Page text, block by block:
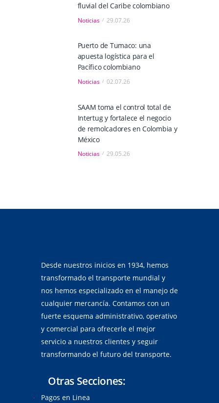
fluvial del Caribe colombiano
Noticias 29.07.26
Puerto de Tumaco: una
apuesta logística para el
Pacífico colombiano
Noticias 02.07.26
SAAM toma el control total de
Intertug y fortalece el negocio
de remolcadores en Colombia y
México
Noticias 29.05.26
Desde nuestros inicios en 1934, hemos
transformado el transporte mundial y
nos hemos especializado en el manejo de
cualquier mercancía. Contamos con un
fuerte esquema administrativo, operativo
y comercial para ofrecerle el mejor
servicio a nuestros clientes y seguir
transformando el futuro del transporte.
Otras Secciones:
Pagos en Linea